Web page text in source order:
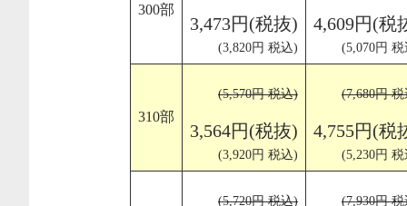
300部
3,473円(税抜)
(3,820円 税込)
4,609円(税
(5,070円
310部
(5,570円 税込)
3,564円(税抜)
(3,920円 税込)
(7,680円
4,755円(税
(5,230円
(5,720円 税込) (7,930円